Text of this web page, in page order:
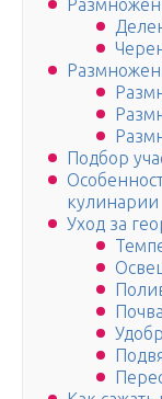
Подбор
кулинарии
Уход за
Почва